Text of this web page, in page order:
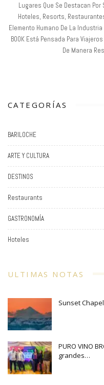
Lugares Que Se Destacan Por
Hoteles, Resorts,
Elemento Humano De La Industria
BOOK Está Pensada Para
De Manera
CATEGORÍAS
BARILOCHE
ARTE Y CULTURA
DESTINOS
Restaurants
GASTRONOMÍA
Hoteles
ULTIMAS NOTAS
Sunset
PURO VINO
grandes…